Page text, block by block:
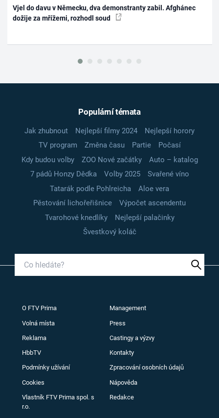
Vjel do davu v Německu, dva demonstranty zabil. Afghánec
dožije za mřížemi, rozhodl soud
Populární témata
Jak zhubnout Nejlepší filmy 2024
Nejlepší horory
TV program
Změna času Partie
Počasí
Kdy budou volby
ZOO Nové začátky
Auto – katalog
7 pádů Honzy Dědka
Volby 2025
Svařené víno
Tatarák podle Pohlreicha
Aloe vera
Pěstování lichořeřišnice
Výpočet ascendentu
Tvarohové knedlíky
Nejlepší palačinky
Švestkový koláč
O FTV Prima Management
Volná místa Press
Reklama Castingy a výzvy
HbbTV Kontakty
Podmínky užívání Zpracování osobních údajů
Cookies Nápověda
Vlastník FTV Prima spol. s
r.o.
Redakce